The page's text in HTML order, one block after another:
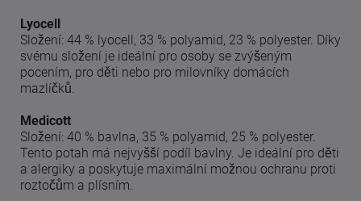
Lyocell
Složení: 44 % lyocell, 33 % polyamid, 23 % polyester. Díky
svému složení je ideální pro osoby se zvýšeným
pocením, pro děti nebo pro milovníky domácích
mazlíčků.
Medicott
Složení: 40 % bavlna, 35 % polyamid, 25 % polyester.
Tento potah má nejvyšší podíl bavlny. Je ideální pro děti
a alergiky a poskytuje maximální možnou ochranu proti
roztočům a plísním.